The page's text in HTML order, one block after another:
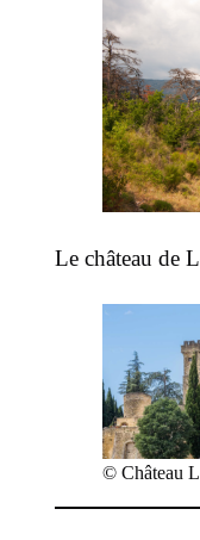
Le château de
© Château